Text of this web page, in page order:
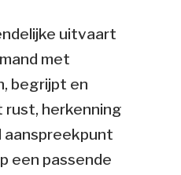
uitvaart
met
begrijpt en
herkenning
aanspreekpunt
een passende